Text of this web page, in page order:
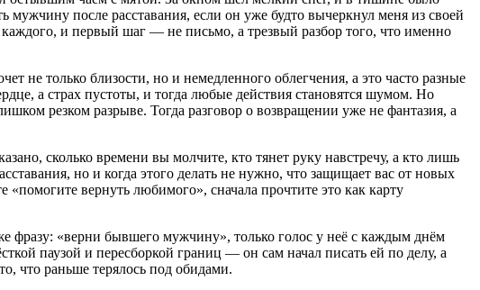
после расставания, если он уже будто вычеркнул меня из своей
и первый шаг — не письмо, а трезвый разбор того, что именно
не только близости, но и немедленного облегчения, а это часто разные
а страх пустоты, и тогда любые действия становятся шумом. Но
резком разрыве. Тогда разговор о возвращении уже не фантазия, а
сколько времени вы молчите, кто тянет руку навстречу, а кто лишь
но и когда этого делать не нужно, что защищает вас от новых
вернуть любимого», сначала прочтите это как карту
фразу: «верни бывшего мужчину», только голос у неё с каждым днём
паузой и пересборкой границ — он сам начал писать ей по делу, а
что раньше терялось под обидами.